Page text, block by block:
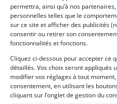
permettra, ainsi qu’à nos
personnelles telles que le
sur ce site et afficher des publicités
consentir ou retirer son
fonctionnalités et fonctions.
Cliquez ci-dessous pour accepter ce
détaillés. Vos choix seront appliqués
modifier vos réglages à tout
consentement, en utilisant les
cliquant sur l’onglet de gestion du
44
MERCEDES 350 SL (1980)
REIMS (FRANCE)
30 novembre 2020
Vends Mercedes 350 SL de
hard top et accompagnée de
fiscal à jour et douanes